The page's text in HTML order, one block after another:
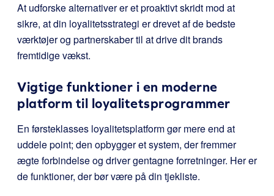
At udforske alternativer er et proaktivt skridt mod at
sikre, at din loyalitetsstrategi er drevet af de bedste
værktøjer og partnerskaber til at drive dit brands
fremtidige vækst.
Vigtige funktioner i en moderne
platform til loyalitetsprogrammer
En førsteklasses loyalitetsplatform gør mere end at
uddele point; den opbygger et system, der fremmer
ægte forbindelse og driver gentagne forretninger. Her er
de funktioner, der bør være på din tjekliste.